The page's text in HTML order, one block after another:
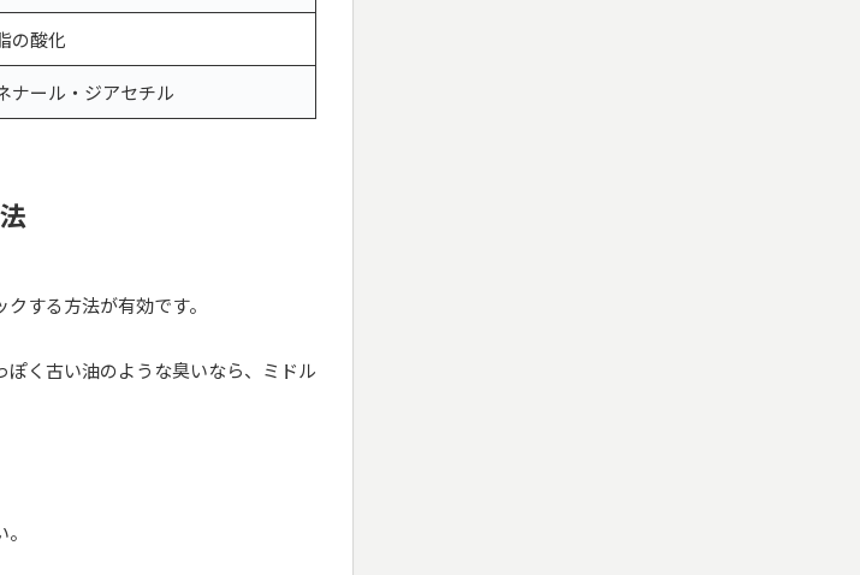
の酸化
ナール・ジアセチル
する方法が有効です。
く古い油のような臭いなら、ミドル